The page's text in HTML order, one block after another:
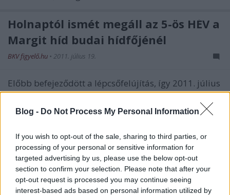
Blog - Do Not Process My Personal Information
If you wish to opt-out of the sale, sharing to third parties, or
processing of your personal or sensitive information for
targeted advertising by us, please use the below opt-out
section to confirm your selection. Please note that after your
opt-out request is processed you may continue seeing
interest-based ads based on personal information utilized by
Holnaptól ismét megáll az 5-ös HÉV a
Margit híd budai hídfőjénél
BKV figyelő.hu • 2011. július 19.
Előbb befejeződött a lépcsőfelújítás, így 2011. július
20-án szerdától ismét megáll a H5-ös (volt
szentendrei HÉV) a Margit híd budai hídfőjénél, így
az arra utazók újra a korábban megszokott rend
Központ…
Negyvenmilliárd forint két új
villamosmegállóra és felújításra